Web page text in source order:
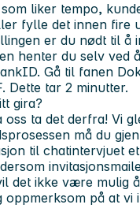
liker tempo,
fylle det innen fire
er du nødt til å
henter du selv ved
Gå til fanen
Dette tar 2 minutter.
gira?
ta det derfra! Vi
må du
til chatintervjuet
det ikke være mulig
oppmerksom på at